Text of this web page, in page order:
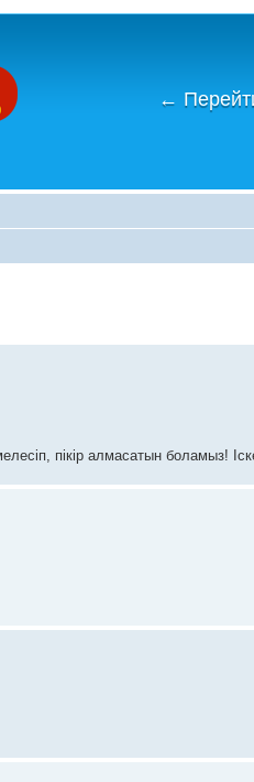
←
пікір алмасатын боламыз!